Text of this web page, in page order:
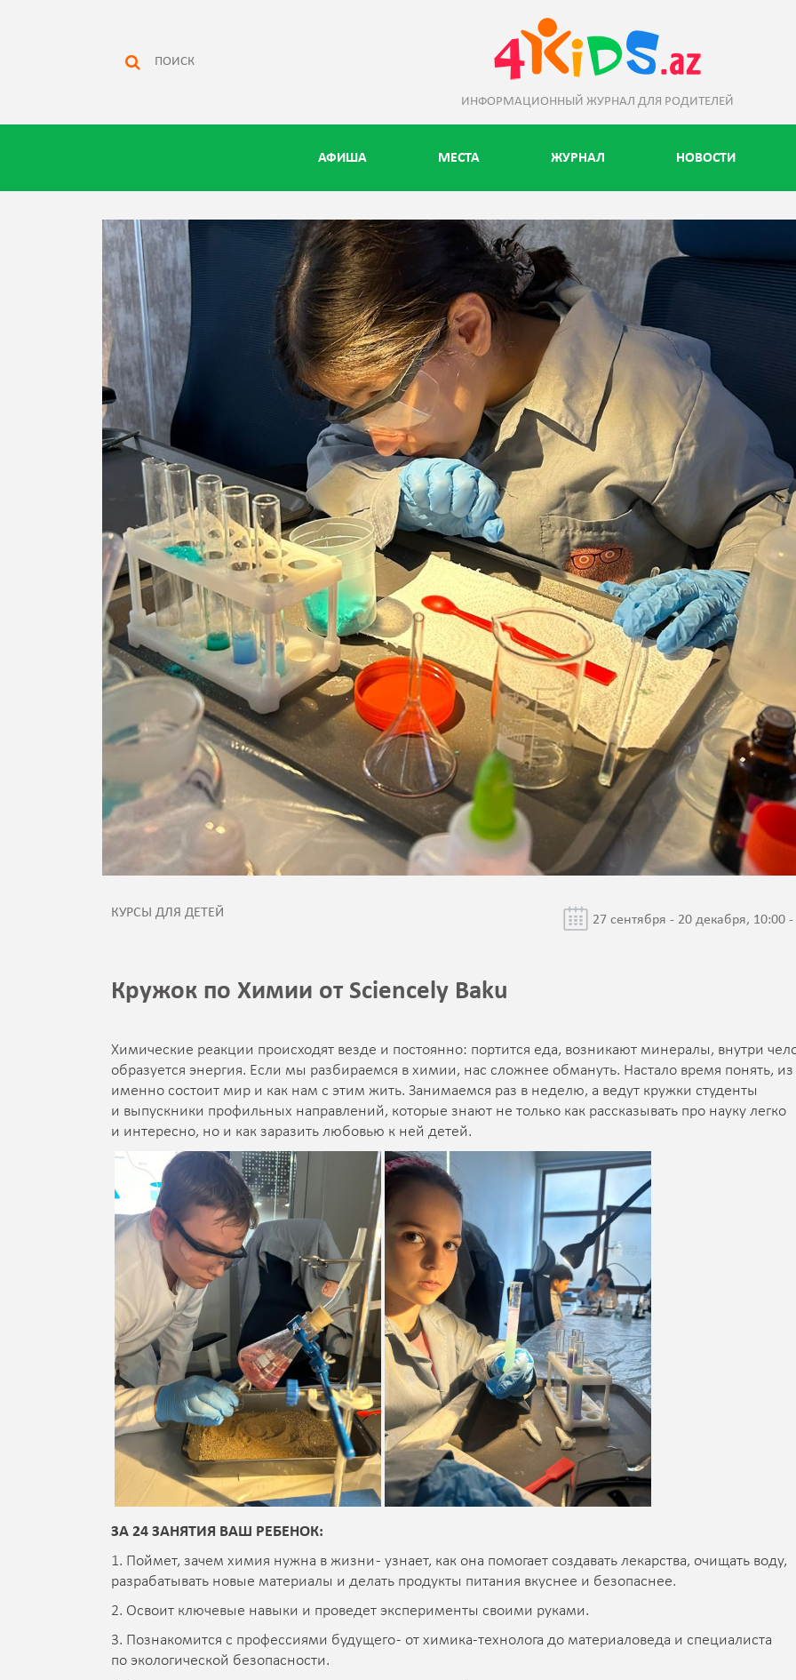
ИНФОРМАЦИОННЫЙ ЖУРНАЛ ДЛЯ РОДИТЕЛЕЙ
АФИША МЕСТА ЖУРНАЛ НОВОСТИ
КУРСЫ ДЛЯ ДЕТЕЙ 27 сентября - 20 декабря, 10:00
Кружок по Химии от Sciencely Baku
Химические реакции происходят везде и постоянно: портится еда, возникают минералы, внутри
образуется энергия. Если мы разбираемся в химии, нас сложнее обмануть. Настало время понять, из
именно состоит мир и как нам с этим жить. Занимаемся раз в неделю, а ведут кружки студенты
и выпускники профильных направлений, которые знают не только как рассказывать про науку легко
и интересно, но и как заразить любовью к ней детей.
ЗА 24 ЗАНЯТИЯ ВАШ РЕБЕНОК:
1. Поймет, зачем химия нужна в жизни - узнает, как она помогает создавать лекарства, очищать воду,
разрабатывать новые материалы и делать продукты питания вкуснее и безопаснее.
2. Освоит ключевые навыки и проведет эксперименты своими руками.
3. Познакомится с профессиями будущего - от химика-технолога до материаловеда и специалиста
по экологической безопасности.